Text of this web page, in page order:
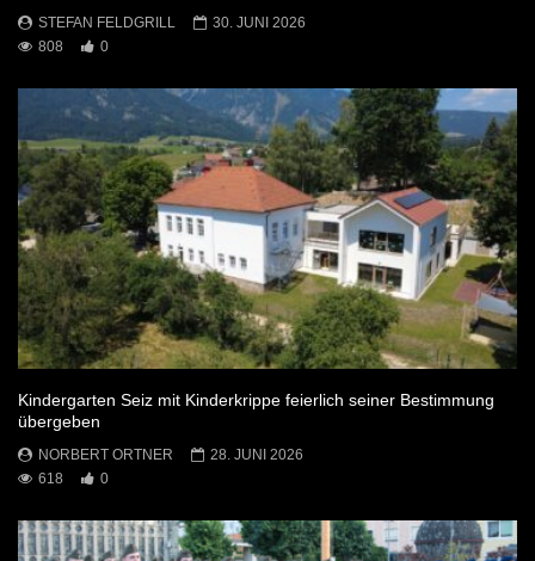
STEFAN FELDGRILL
30. JUNI 2026
808
0
Kindergarten Seiz mit Kinderkrippe feierlich seiner Bestimmung
übergeben
NORBERT ORTNER
28. JUNI 2026
618
0